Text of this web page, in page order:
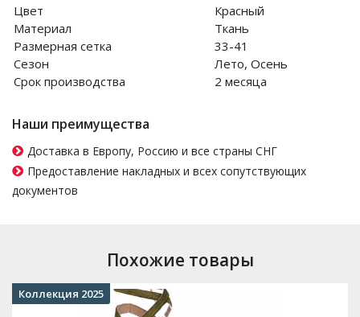
Цвет
Красный
Материал
Ткань
Размерная сетка
33-41
Сезон
Лето, Осень
Срок производства
2 месяца
Наши преимущества
Доставка в Европу, Россию и все страны СНГ
Предоставление накладных и всех сопутствующих
документов
Похожие товары
Коллекция 2025